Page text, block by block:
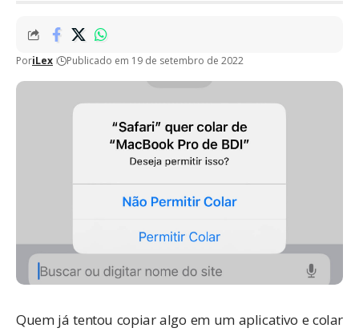
PoriLex Publicado em 19 de setembro de 2022
Quem já tentou copiar algo em um aplicativo e colar